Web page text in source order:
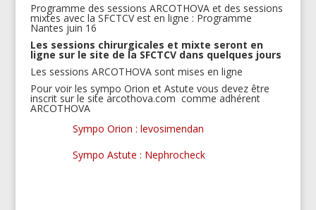
Programme des sessions ARCOTHOVA et des sessions
mixtes avec la SFCTCV est en ligne : Programme
Nantes juin 16
Les sessions chirurgicales et mixte seront en
ligne sur le site de la SFCTCV dans quelques jours
Les sessions ARCOTHOVAsont mises en ligne
Pour voir les sympo Orion et Astute vous devez être
inscrit sur le site arcothova.com comme adhérent
ARCOTHOVA
Sympo Orion : levosimendan
Sympo Astute : Nephrocheck